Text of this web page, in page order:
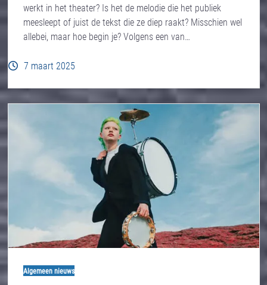
werkt in het theater? Is het de melodie die het publiek
meesleept of juist de tekst die ze diep raakt? Misschien wel
allebei, maar hoe begin je? Volgens een van…
7 maart 2025
Algemeen nieuws